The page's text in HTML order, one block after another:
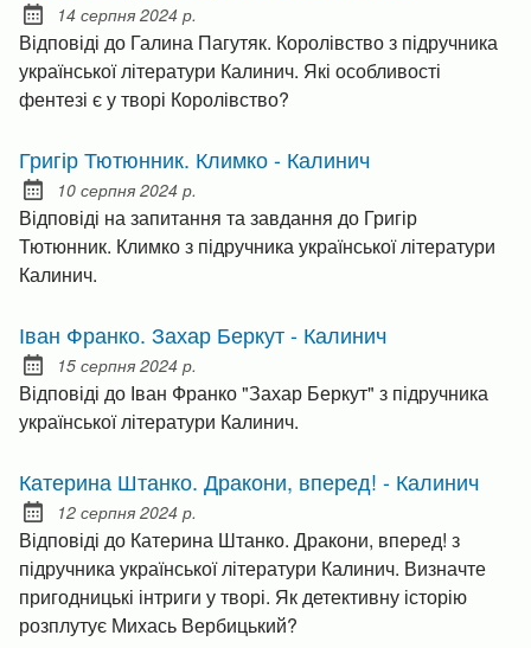
Posted on:
14 серпня 2024 р.
Відповіді до Галина Пагутяк. Королівство з підручника
української літератури Калинич. Які особливості
фентезі є у творі Королівство?
Григір Тютюнник. Климко - Калинич
Posted on:
10 серпня 2024 р.
Відповіді на запитання та завдання до Григір
Тютюнник. Климко з підручника української літератури
Калинич.
Іван Франко. Захар Беркут - Калинич
Posted on:
15 серпня 2024 р.
Відповіді до Іван Франко "Захар Беркут" з підручника
української літератури Калинич.
Катерина Штанко. Дракони, вперед! - Калинич
Posted on:
12 серпня 2024 р.
Відповіді до Катерина Штанко. Дракони, вперед! з
підручника української літератури Калинич. Визначте
пригодницькі інтриги у творі. Як детективну історію
розплутує Михась Вербицький?